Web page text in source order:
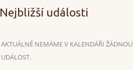
Nejbližší události
AKTUÁLNĚ NEMÁME V KALENDÁŘI ŽÁDNOU
UDÁLOST.